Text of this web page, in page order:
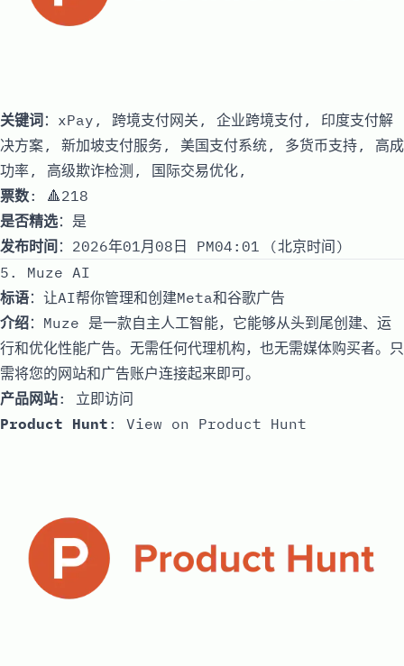
关键词 ：xPay, 跨境支付网关, 企业跨境支付, 印度支付解
决方案, 新加坡支付服务, 美国支付系统, 多货币支持, 高成
功率, 高级欺诈检测, 国际交易优化,
票数: 🔺218
是否精选：是
发布时间 ：2026年01月08日 PM04:01 (北京时间)
5. Muze AI
标语：让AI帮你管理和创建Meta和谷歌广告
介绍：Muze 是一款自主人工智能，它能够从头到尾创建、运
行和优化性能广告。无需任何代理机构，也无需媒体购买者。只
需将您的网站和广告账户连接起来即可。
产品网站: 立即访问
Product Hunt : View on Product Hunt